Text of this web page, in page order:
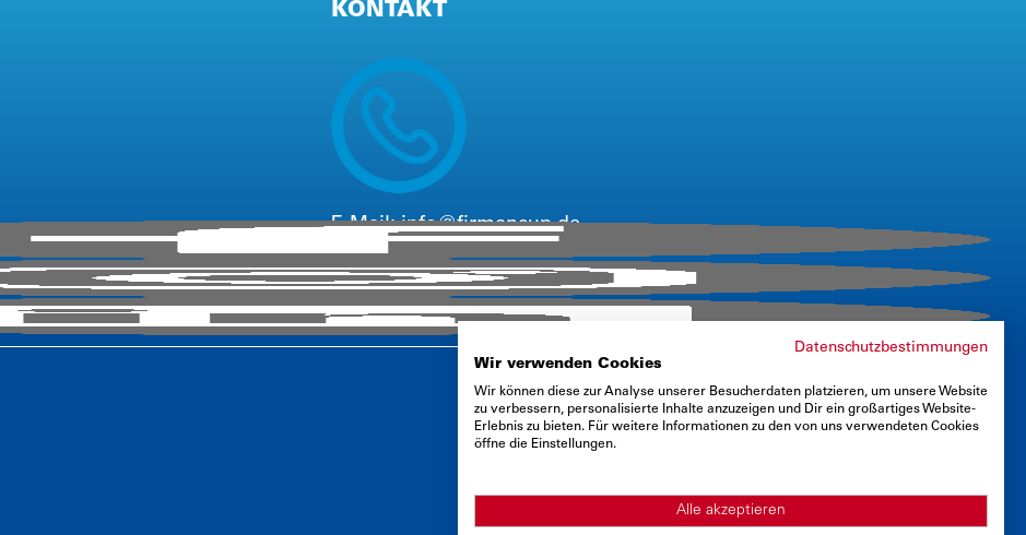
KONTAKT
E-Mail:info@firmencup.de
Telefon: +
Datenschutzbestimmungen
Wir verwenden Cookies
Wir können diese zur Analyse unserer Besucherdaten platzieren, um unsere Website
zu verbessern, personalisierte Inhalte anzuzeigen und Dir ein großartiges Website-
Erlebnis zu bieten. Für weitere Informationen zu den von uns verwendeten Cookies
öffne die Einstellungen.
Alle akzeptieren